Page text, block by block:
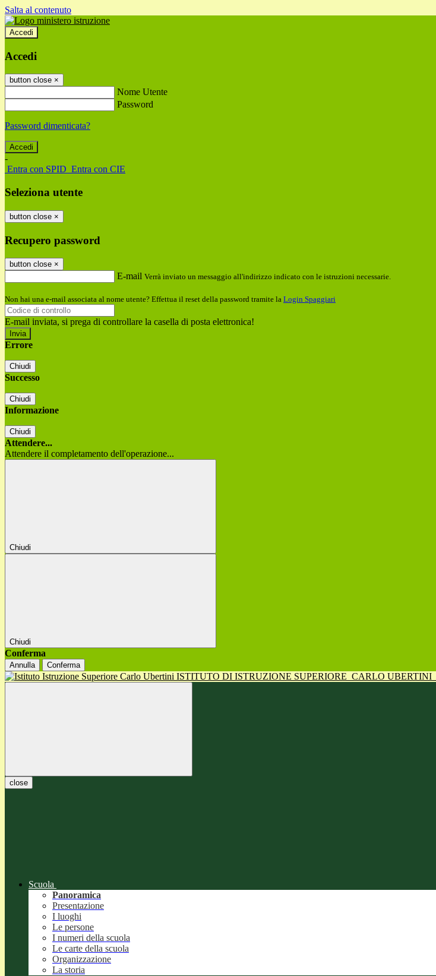
Salta al contenuto
Accedi
Accedi
button close ×
Nome Utente
Password
Password dimenticata?
-
Entra con SPID Entra con CIE
Seleziona utente
button close ×
Recupero password
button close ×
E-mail Verrà inviato un messaggio all'indirizzo indicato con le istruzioni necessarie.
Non hai una e-mail associata al nome utente? Effettua il reset della password tramite la Login Spaggiari
E-mail inviata, si prega di controllare la casella di posta elettronica!
Errore
Chiudi
Successo
Chiudi
Informazione
Chiudi
Attendere...
Attendere il completamento dell'operazione...
Chiudi
Chiudi
Conferma
Annulla Conferma
ISTITUTO DI ISTRUZIONE SUPERIORE CARLO UBERTINI
close
Scuola
Panoramica
Presentazione
I luoghi
Le persone
I numeri della scuola
Le carte della scuola
Organizzazione
La storia